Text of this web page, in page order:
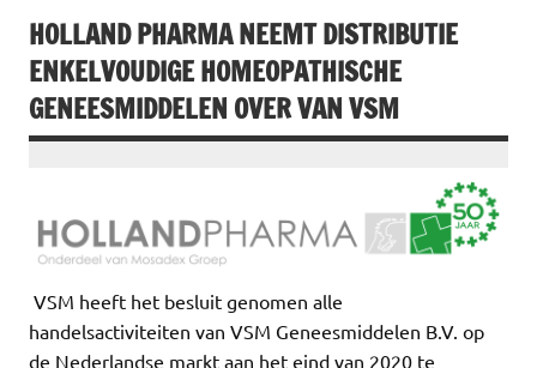
HOLLAND PHARMA NEEMT DISTRIBUTIE
ENKELVOUDIGE HOMEOPATHISCHE
GENEESMIDDELEN OVER VAN VSM
VSM heeft het besluit genomen alle
handelsactiviteiten van VSM Geneesmiddelen B.V. op
de Nederlandse markt aan het eind van 2020 te